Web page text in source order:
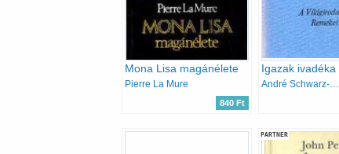
Mona Lisa magánélete
Pierre La Mure
840 Ft
Igazak ivadéka
André Schwarz-Bart
PARTNER